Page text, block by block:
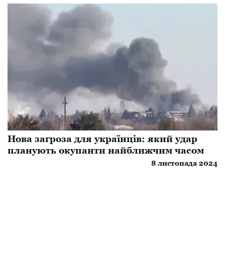
Нова загроза для українців: який удар
планують окупанти найближчим часом
8 листопада 2024